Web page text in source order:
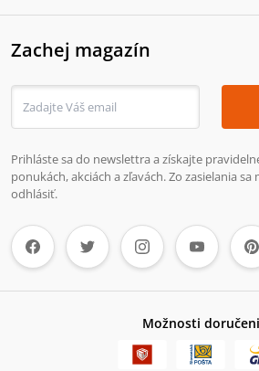
Zachej magazín
Prihláste sa do newslettra a získajte
ponukách, akciách a zľavách. Zo zasielania
odhlásiť.
Možnosti